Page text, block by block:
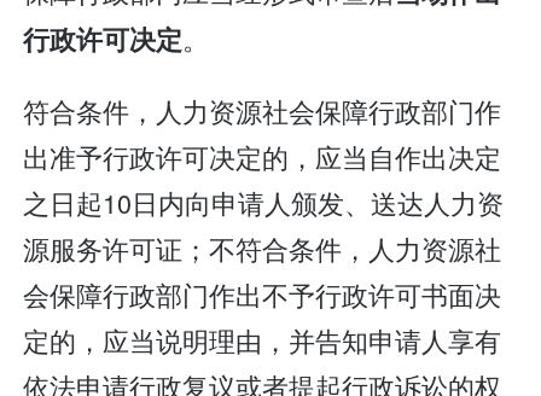
行政许可决定。
符合条件，人力资源社会保障行政部门作
出准予行政许可决定的，应当自作出决定
之日起10日内向申请人颁发、送达人力资
源服务许可证；不符合条件，人力资源社
会保障行政部门作出不予行政许可书面决
定的，应当说明理由，并告知申请人享有
依法申请行政复议或者提起行政诉讼的权